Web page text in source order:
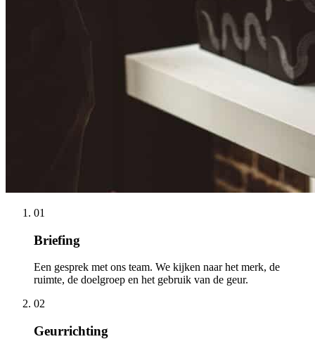
01
Briefing
Een gesprek met ons team. We kijken naar het merk, de
ruimte, de doelgroep en het gebruik van de geur.
02
Geurrichting